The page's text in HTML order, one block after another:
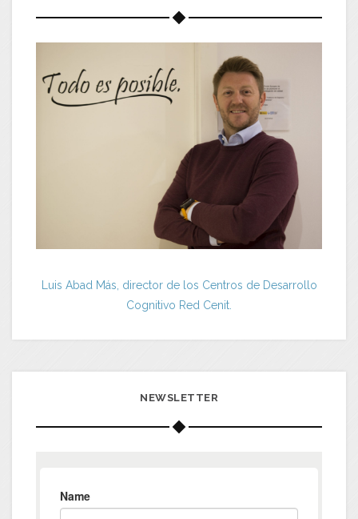
Luis Abad Más, director de los Centros de Desarrollo
Cognitivo Red Cenit.
NEWSLETTER